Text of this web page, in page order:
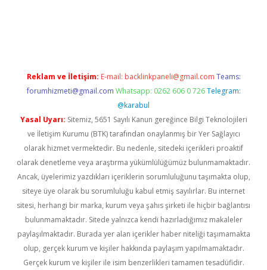
Reklam ve İletişim: E-mail: backlinkpaneli@gmail.com Teams:
forumhizmeti@gmail.com Whatsapp: 0262 606 0 726 Telegram:
@karabul
Yasal Uyarı: Sitemiz, 5651 Sayılı Kanun gereğince Bilgi Teknolojileri
ve İletişim Kurumu (BTK) tarafından onaylanmış bir Yer Sağlayıcı
olarak hizmet vermektedir. Bu nedenle, sitedeki içerikleri proaktif
olarak denetleme veya araştırma yükümlülüğümüz bulunmamaktadır.
Ancak, üyelerimiz yazdıkları içeriklerin sorumluluğunu taşımakta olup,
siteye üye olarak bu sorumluluğu kabul etmiş sayılırlar. Bu internet
sitesi, herhangi bir marka, kurum veya şahıs şirketi ile hiçbir bağlantısı
bulunmamaktadır. Sitede yalnızca kendi hazırladığımız makaleler
paylaşılmaktadır. Burada yer alan içerikler haber niteliği taşımamakta
olup, gerçek kurum ve kişiler hakkında paylaşım yapılmamaktadır.
Gerçek kurum ve kişiler ile isim benzerlikleri tamamen tesadüfidir.